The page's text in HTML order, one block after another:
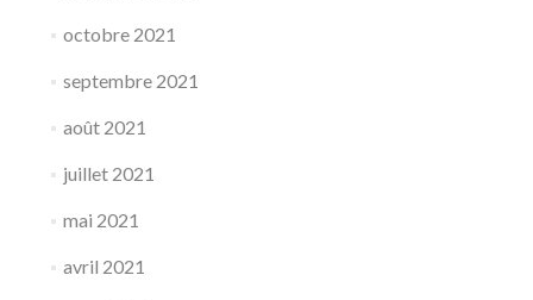
octobre 2021
septembre 2021
août 2021
juillet 2021
mai 2021
avril 2021